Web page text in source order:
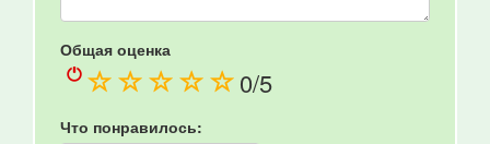
Общая оценка
(
(
(
(
(
0/5
Что понравилось: